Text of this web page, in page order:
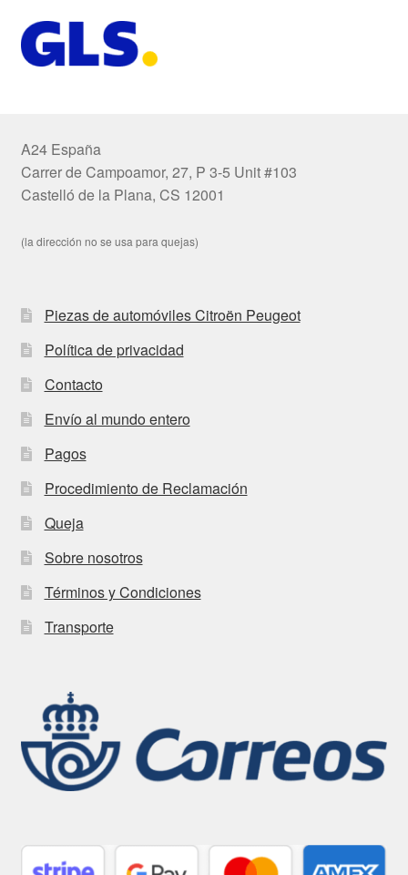
A24 España
Carrer de Campoamor, 27, P 3-5 Unit #103
Castelló de la Plana, CS 12001
(la dirección no se usa para quejas)
Piezas de automóviles Citroën Peugeot
Política de privacidad
Contacto
Envío al mundo entero
Pagos
Procedimiento de Reclamación
Queja
Sobre nosotros
Términos y Condiciones
Transporte